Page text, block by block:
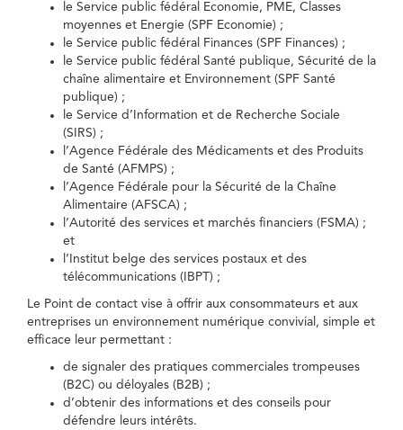
le Service public fédéral Economie, PME, Classes
moyennes et Energie (SPF Economie) ;
le Service public fédéral Finances (SPF Finances) ;
le Service public fédéral Santé publique, Sécurité de la
chaîne alimentaire et Environnement (SPF Santé
publique) ;
le Service d’Information et de Recherche Sociale
(SIRS) ;
l’Agence Fédérale des Médicaments et des Produits
de Santé (AFMPS) ;
l’Agence Fédérale pour la Sécurité de la Chaîne
Alimentaire (AFSCA) ;
l’Autorité des services et marchés financiers (FSMA) ;
et
l’Institut belge des services postaux et des
télécommunications (IBPT) ;
Le Point de contact vise à offrir aux consommateurs et aux
entreprises un environnement numérique convivial, simple et
efficace leur permettant :
de signaler des pratiques commerciales trompeuses
(B2C) ou déloyales (B2B) ;
d’obtenir des informations et des conseils pour
défendre leurs intérêts.